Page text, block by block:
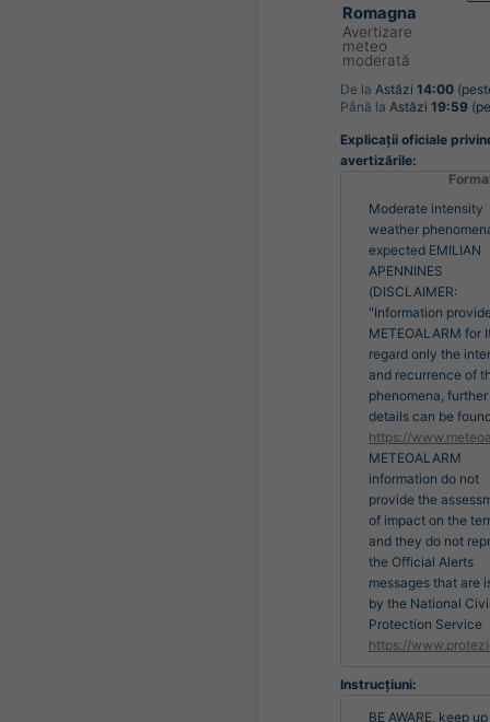
Romagna
Avertizare
meteo
moderată
De la Astăzi 14:00
Până la Astăzi 19:59
Explicații oficiale
avertizările:
Moderate intensity
weather
expected EMILIAN
APENNINES
(DISCLAIMER:
"Information
METEOALARM for
regard only the
and recurrence of
phenomena, further
details can be
https://
METEOALARM
information do not
provide the
of impact on the
and they do not
the Official Alerts
messages that are
by the National
Protection Service
https://
Instrucțiuni:
BE AWARE, keep